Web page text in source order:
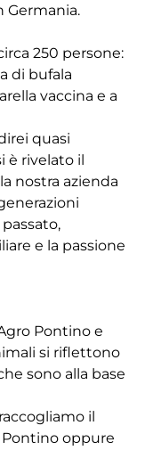
Germania.
250 persone:
di bufala
vaccina e a
quasi
è rivelato il
nostra azienda
e la passione
Pontino e
si riflettono
sono alla base
il
Pontino oppure